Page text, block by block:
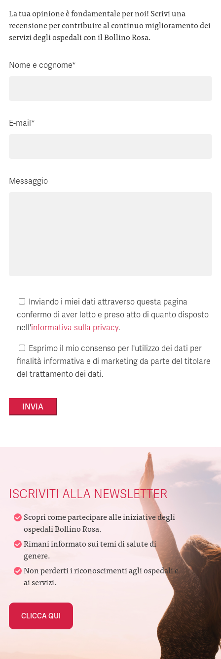
La tua opinione è fondamentale per noi! Scrivi una
recensione per contribuire al continuo miglioramento dei
servizi degli ospedali con il Bollino Rosa.
Nome e cognome*
E-mail*
Messaggio
Inviando i miei dati attraverso questa pagina
confermo di aver letto e preso atto di quanto disposto
nell'informativa sulla privacy.
Esprimo il mio consenso per l'utilizzo dei dati per
finalità informativa e di marketing da parte del titolare
del trattamento dei dati.
ISCRIVITI ALLA NEWSLETTER
Scopri come partecipare alle iniziative degli
ospedali Bollino Rosa.
Rimani informato sui temi di salute di
genere.
Non perderti i riconoscimenti agli ospedali e
ai servizi.
CLICCA QUI